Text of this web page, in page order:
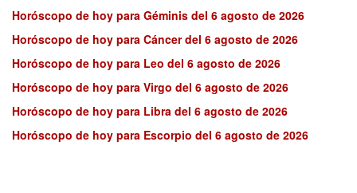
Horóscopo de hoy para Géminis del 6 agosto de 2026
Horóscopo de hoy para Cáncer del 6 agosto de 2026
Horóscopo de hoy para Leo del 6 agosto de 2026
Horóscopo de hoy para Virgo del 6 agosto de 2026
Horóscopo de hoy para Libra del 6 agosto de 2026
Horóscopo de hoy para Escorpio del 6 agosto de 2026